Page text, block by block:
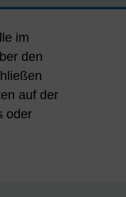
im
den